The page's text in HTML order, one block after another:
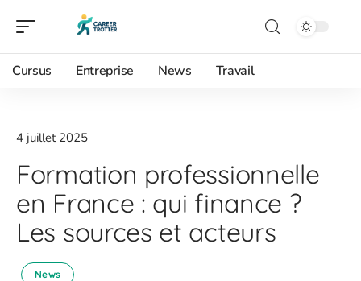
Cursus Entreprise News Travail
4 juillet 2025
Formation professionnelle
en France : qui finance ?
Les sources et acteurs
News